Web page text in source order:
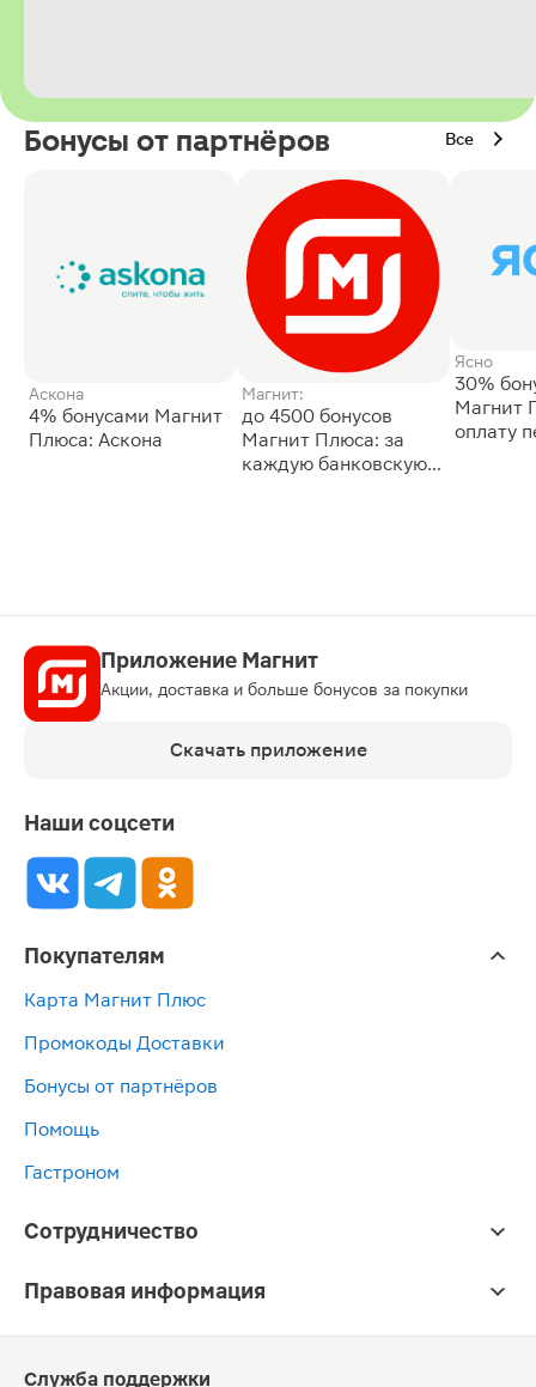
Бонусы от партнёров Все
Аскона
4% бонусами Магнит
Плюса: Аскона
Магнит:
до 4500 бонусов
Магнит Плюса: за
каждую банковскую
Ясно
30%
Магнит
оплату
Приложение Магнит
Акции, доставка и больше бонусов за покупки
Скачать приложение
Наши соцсети
Покупателям
Карта Магнит Плюс
Промокоды Доставки
Бонусы от партнёров
Помощь
Гастроном
Сотрудничество
Правовая информация
Служба поддержки